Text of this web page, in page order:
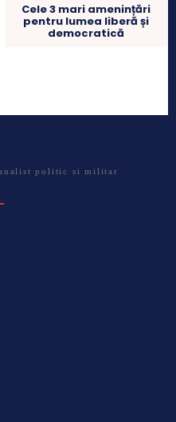
Cele 3 mari amenințări
pentru lumea liberă și
democratică
politic si militar